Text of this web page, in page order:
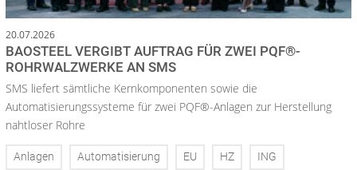
20.07.2026
BAOSTEEL VERGIBT AUFTRAG FÜR ZWEI PQF®-
ROHRWALZWERKE AN SMS
SMS liefert sämtliche Kernkomponenten sowie die
Automatisierungssysteme für zwei PQF®-Anlagen zur Herstellung
nahtloser Rohre
Anlagen Automatisierung EU HZ ING